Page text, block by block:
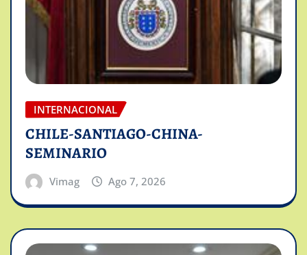
INTERNACIONAL
CHILE-SANTIAGO-CHINA-
SEMINARIO
Vimag Ago 7, 2026